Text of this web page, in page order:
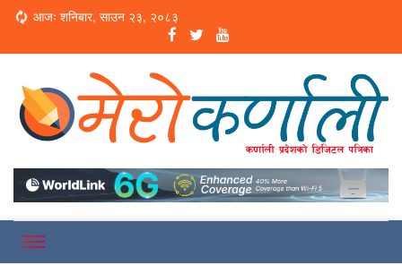
Loading...
आजः शनिबार, साउन २३, २०८३
Merokarnali